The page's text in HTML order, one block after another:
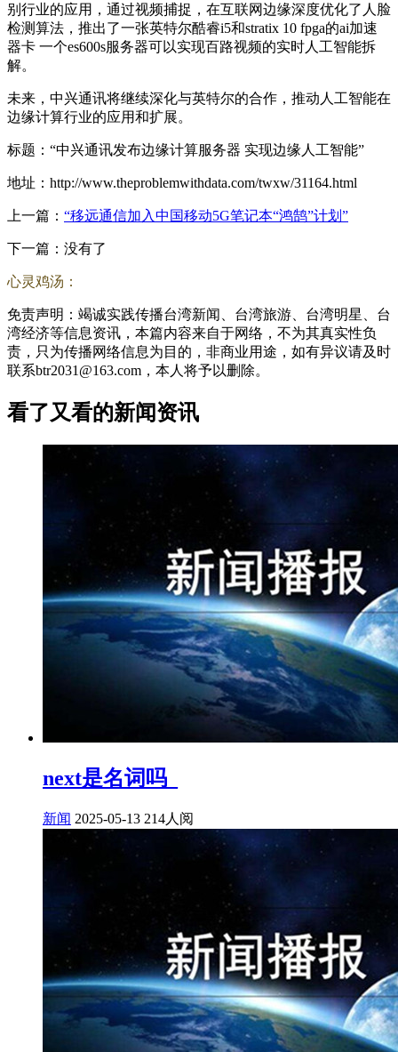
别行业的应用，通过视频捕捉，在互联网边缘深度优化了人脸
检测算法，推出了一张英特尔酷睿i5和stratix 10 fpga的ai加速
器卡 一个es600s服务器可以实现百路视频的实时人工智能拆
解。
未来，中兴通讯将继续深化与英特尔的合作，推动人工智能在
边缘计算行业的应用和扩展。
标题：“中兴通讯发布边缘计算服务器 实现边缘人工智能”
地址：http://www.theproblemwithdata.com/twxw/31164.html
上一篇： “移远通信加入中国移动5G笔记本“鸿鹄”计划”
下一篇：没有了
心灵鸡汤：
免责声明：竭诚实践传播台湾新闻、台湾旅游、台湾明星、台
湾经济等信息资讯，本篇内容来自于网络，不为其真实性负
责，只为传播网络信息为目的，非商业用途，如有异议请及时
联系btr2031@163.com，本人将予以删除。
看了又看的新闻资讯
next是名词吗_
新闻 2025-05-13 214人阅